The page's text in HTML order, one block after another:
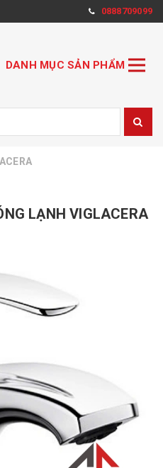
0888709099
DANH MỤC SẢN PHẨM
LẠNH VIGLACERA